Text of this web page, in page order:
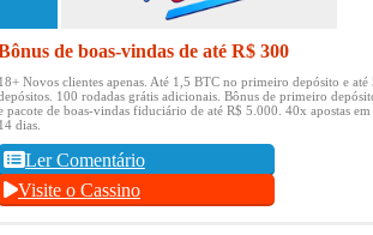
de boas-vindas de até R$ 300
Novos clientes apenas. Até 1,5 BTC no primeiro depósito e
100 rodadas grátis adicionais. Bônus de primeiro
pacote de boas-vindas fiduciário de até R$ 5.000. 40x apostas em
dias.
Ler Comentário
Visite o Cassino